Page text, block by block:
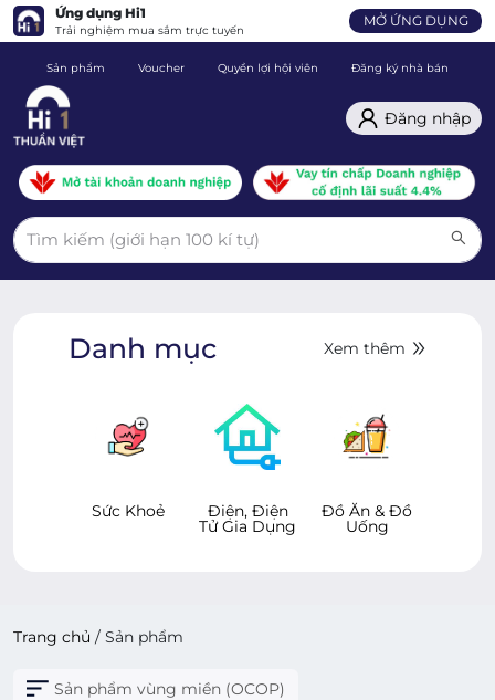
Ứng dụng Hi1
Trải nghiệm mua sắm trực tuyến
MỞ ỨNG DỤNG
Sản phẩm Voucher Quyền lợi hội viên Đăng ký nhà bán
Đăng nhập
Danh mục Xem thêm
Điện, Điện Đồ Ăn & Đồ
Uống
Hàng Tiêu
Dùng
Trang chủ / Sản phẩm
Sản phẩm vùng miền (OCOP)